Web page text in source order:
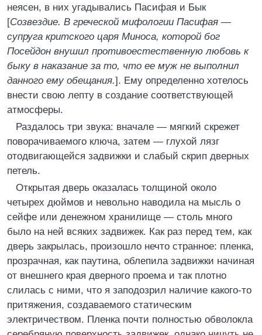
неясен, в них угадывались Пасифая и Бык
[Созвездие. В греческой мифологии Пасифая —
супруга критского царя Миноса, которой бог
Посейдон внушил противоестественную любовь к
быку в наказание за то, что ее муж не выполнил
данного ему обещания.]. Ему определенно хотелось
внести свою лепту в создание соответствующей
атмосферы.
Раздалось три звука: вначале — мягкий скрежет
поворачиваемого ключа, затем — глухой лязг
отодвигающейся задвижки и слабый скрип дверных
петель.
Открытая дверь оказалась толщиной около
четырех дюймов и невольно наводила на мысль о
сейфе или денежном хранилище — столь много
было на ней всяких задвижек. Как раз перед тем, как
дверь закрылась, произошло нечто странное: пленка,
прозрачная, как паутина, облепила задвижки начиная
от внешнего края дверного проема и так плотно
слилась с ними, что я заподозрил наличие какого-то
притяжения, создаваемого статическим
электричеством. Пленка почти полностью обволокла